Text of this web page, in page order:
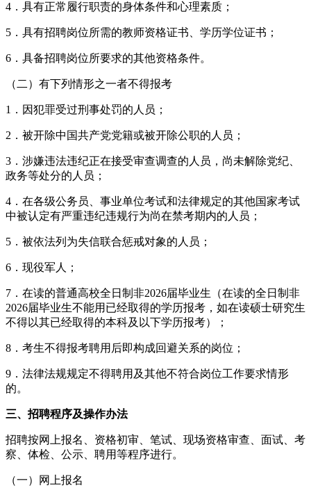
4．具有正常履行职责的身体条件和心理素质；
5．具有招聘岗位所需的教师资格证书、学历学位证书；
6．具备招聘岗位所要求的其他资格条件。
（二）有下列情形之一者不得报考
1．因犯罪受过刑事处罚的人员；
2．被开除中国共产党党籍或被开除公职的人员；
3．涉嫌违法违纪正在接受审查调查的人员，尚未解除党纪、
政务等处分的人员；
4．在各级公务员、事业单位考试和法律规定的其他国家考试
中被认定有严重违纪违规行为尚在禁考期内的人员；
5．被依法列为失信联合惩戒对象的人员；
6．现役军人；
7．在读的普通高校全日制非2026届毕业生（在读的全日制非
2026届毕业生不能用已经取得的学历报考，如在读硕士研究生
不得以其已经取得的本科及以下学历报考）；
8．考生不得报考聘用后即构成回避关系的岗位；
9．法律法规规定不得聘用及其他不符合岗位工作要求情形
的。
三、招聘程序及操作办法
招聘按网上报名、资格初审、笔试、现场资格审查、面试、考
察、体检、公示、聘用等程序进行。
（一）网上报名